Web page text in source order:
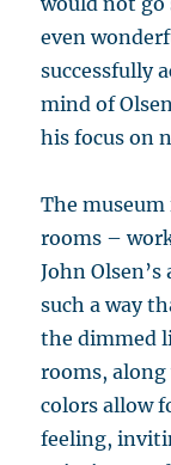
even
successfully
mind of
his focus on
The
rooms –
John
such a way
the dimmed
rooms,
colors allow
feeling,